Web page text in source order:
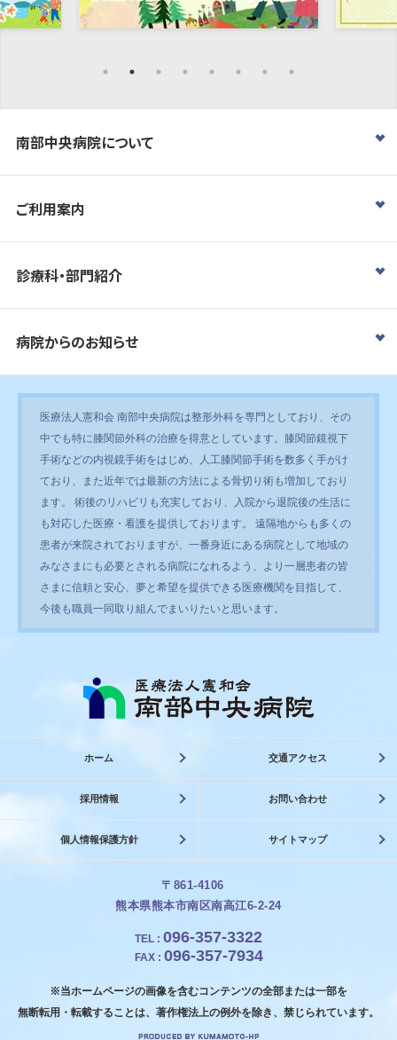
南部中央病院について
ご利用案内
診療科・部門紹介
病院からのお知らせ
医療法人憲和会 南部中央病院は整形外科を専門としており、その
中でも特に膝関節外科の治療を得意としています。膝関節鏡視下
手術などの内視鏡手術をはじめ、人工膝関節手術を数多く手がけ
ており、また近年では最新の方法による骨切り術も増加しており
ます。 術後のリハビリも充実しており、入院から退院後の生活に
も対応した医療・看護を提供しております。 遠隔地からも多くの
患者が来院されておりますが、一番身近にある病院として地域の
みなさまにも必要とされる病院になれるよう、より一層患者の皆
さまに信頼と安心、夢と希望を提供できる医療機関を目指して、
今後も職員一同取り組んでまいりたいと思います。
ホーム 交通アクセス
採用情報 お問い合わせ
個人情報保護方針 サイトマップ
〒861-4106
熊本県熊本市南区南高江6-2-24
TEL : 096-357-3322
FAX : 096-357-7934
※当ホームページの画像を含むコンテンツの全部または一部を
無断転用・転載することは、著作権法上の例外を除き、禁じられています。